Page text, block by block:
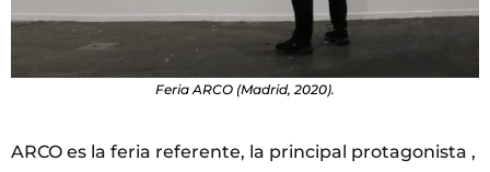
Feria ARCO (Madrid, 2020).
ARCO es la feria referente, la principal protagonista ,